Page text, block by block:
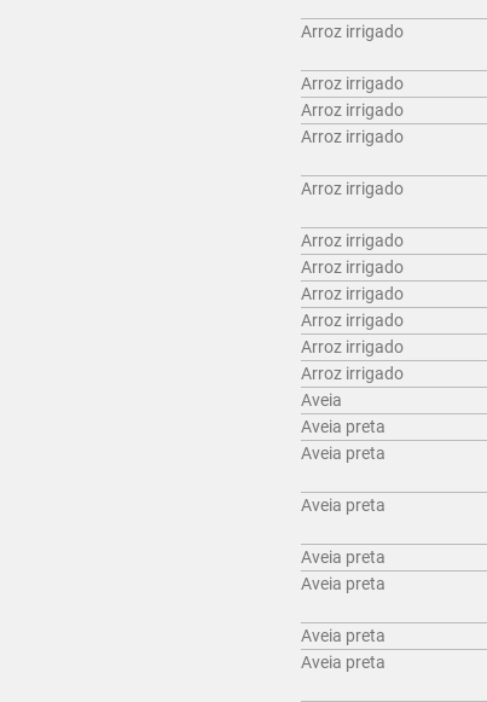
Arroz irrigado
Arroz irrigado
Arroz irrigado
Arroz irrigado
Arroz irrigado
Arroz irrigado
Arroz irrigado
Arroz irrigado
Arroz irrigado
Arroz irrigado
Arroz irrigado
Aveia
Aveia preta
Aveia preta
Aveia preta
Aveia preta
Aveia preta
Aveia preta
Aveia preta